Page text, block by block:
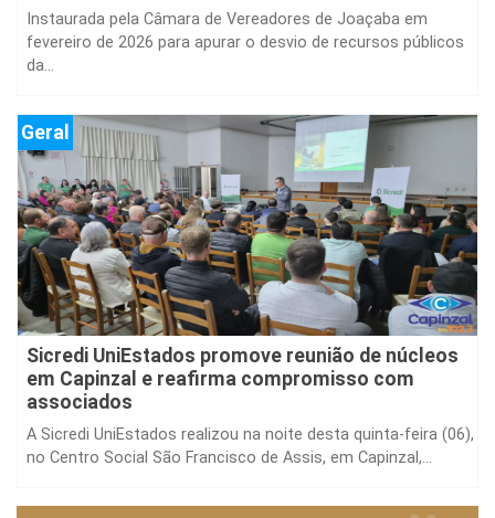
Instaurada pela Câmara de Vereadores de Joaçaba em
fevereiro de 2026 para apurar o desvio de recursos públicos
da...
Geral
Sicredi UniEstados promove reunião de núcleos
em Capinzal e reafirma compromisso com
associados
A Sicredi UniEstados realizou na noite desta quinta-feira (06),
no Centro Social São Francisco de Assis, em Capinzal,...